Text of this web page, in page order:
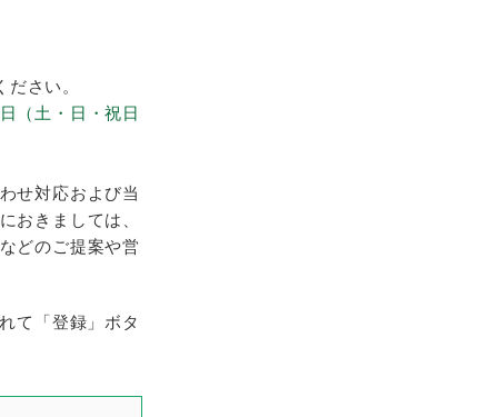
さい。
土・日・祝日
せ対応および当
おきましては、
どのご提案や営
て「登録」ボタ